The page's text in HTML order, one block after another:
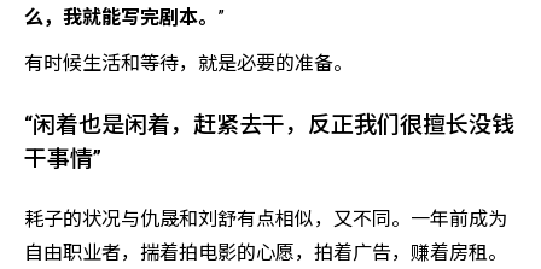
么，我就能写完剧本。 ”
有时候生活和等待，就是必要的准备。
“闲着也是闲着，赶紧去干，反正我们很擅长没钱
干事情”
耗子的状况与仇晟和刘舒有点相似，又不同。一年前成为
自由职业者，揣着拍电影的心愿，拍着广告，赚着房租。